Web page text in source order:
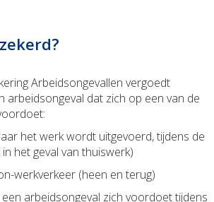
Arbeidsongevallen vergoedt
arbeidsongeval dat zich op een van de
het werk wordt uitgevoerd, tijdens de
het geval van thuiswerk)
werkverkeer (heen en terug)
arbeidsongeval zich voordoet tijdens